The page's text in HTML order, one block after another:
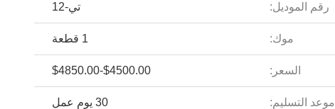
رقم الموديل: تي-12
موك: 1 قطعة
السعر: $4500.00-$4850.00
موعد التسليم: 30 يوم عمل